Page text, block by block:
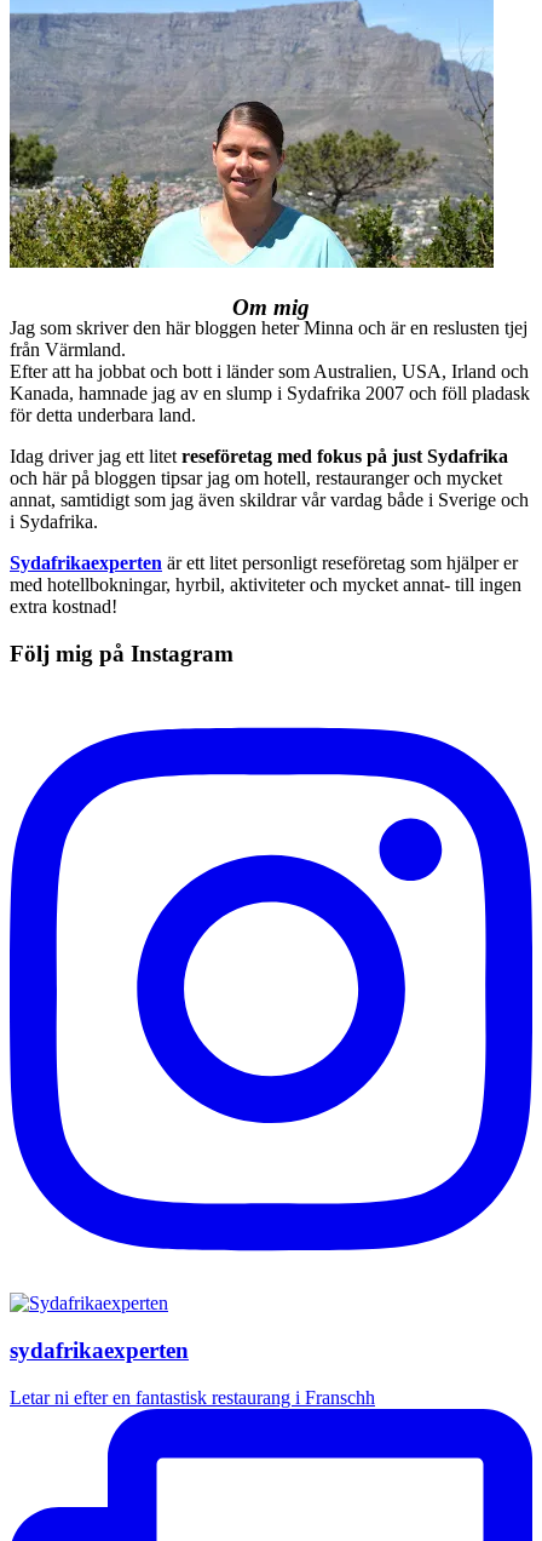
Om mig
Jag som skriver den här bloggen heter Minna och är en reslusten tjej
från Värmland.
Efter att ha jobbat och bott i länder som Australien, USA, Irland och
Kanada, hamnade jag av en slump i Sydafrika 2007 och föll pladask
för detta underbara land.
Idag driver jag ett litet reseföretag med fokus på just Sydafrika
och här på bloggen tipsar jag om hotell, restauranger och mycket
annat, samtidigt som jag även skildrar vår vardag både i Sverige och
i Sydafrika.
Sydafrikaexperten är ett litet personligt reseföretag som hjälper er
med hotellbokningar, hyrbil, aktiviteter och mycket annat- till ingen
extra kostnad!
Följ mig på Instagram
sydafrikaexperten
Letar ni efter en fantastisk restaurang i Franschh